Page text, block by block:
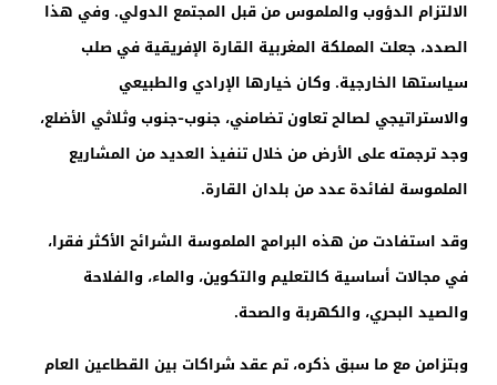
الالتزام الدؤوب والملموس من قبل المجتمع الدولي. وفي هذا
الصدد، جعلت المملكة المغربية القارة الإفريقية في صلب
سياستها الخارجية. وكان خيارها الإرادي والطبيعي
والاستراتيجي لصالح تعاون تضامني، جنوب-جنوب وثلاثي الأضلع،
وجد ترجمته على الأرض من خلال تنفيذ العديد من المشاريع
الملموسة لفائدة عدد من بلدان القارة.
وقد استفادت من هذه البرامج الملموسة الشرائح الأكثر فقرا،
في مجالات أساسية كالتعليم والتكوين، والماء، والفلاحة
والصيد البحري، والكهربة والصحة.
وبتزامن مع ما سبق ذكره، تم عقد شراكات بين القطاعين العام